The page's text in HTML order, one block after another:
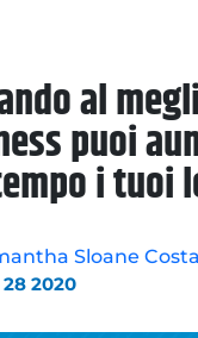
al
puoi
i tuoi
Sloane Costa
2020